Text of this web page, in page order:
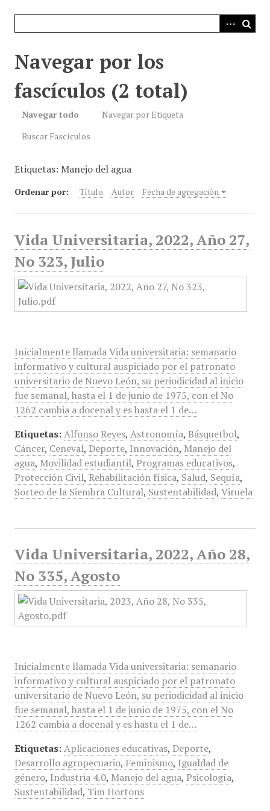
Navegar por los
fascículos (2 total)
Navegar todo
Navegar por Etiqueta
Buscar Fascículos
Etiquetas: Manejo del agua
Ordenar por: Título Autor Fecha de agregación
Vida Universitaria, 2022, Año 27,
No 323, Julio
Inicialmente llamada Vida universitaria: semanario
informativo y cultural auspiciado por el patronato
universitario de Nuevo León, su periodicidad al inicio
fue semanal, hasta el 1 de junio de 1975, con el No
1262 cambia a docenal y es hasta el 1 de…
Etiquetas: Alfonso Reyes, Astronomía, Básquetbol,
Cáncer, Ceneval, Deporte, Innovación, Manejo del
agua, Movilidad estudiantil, Programas educativos,
Protección Civil, Rehabilitación física, Salud, Sequía,
Sorteo de la Siembra Cultural, Sustentabilidad, Viruela
Vida Universitaria, 2022, Año 28,
No 335, Agosto
Inicialmente llamada Vida universitaria: semanario
informativo y cultural auspiciado por el patronato
universitario de Nuevo León, su periodicidad al inicio
fue semanal, hasta el 1 de junio de 1975, con el No
1262 cambia a docenal y es hasta el 1 de…
Etiquetas: Aplicaciones educativas, Deporte,
Desarrollo agropecuario, Feminismo, Igualdad de
género, Industria 4.0, Manejo del agua, Psicología,
Sustentabilidad, Tim Hortons